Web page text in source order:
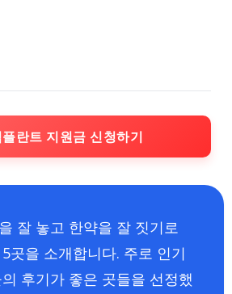
란트 지원금 신청하기
잘 놓고 한약을 잘 짓기로
곳을 소개합니다. 주로 인기
후기가 좋은 곳들을 선정했